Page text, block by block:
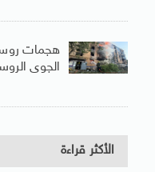
الجوى
الأكثر قراءة